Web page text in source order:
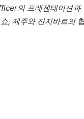
의 프레젠테이션과
쇼, 제주와 잔지바르의